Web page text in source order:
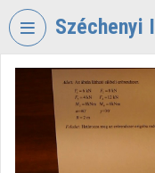
Fejléc kihagyása
Széchenyi
VIDEOTORIUM
SZÉCHENYI
ISTVÁN
EGYETEM